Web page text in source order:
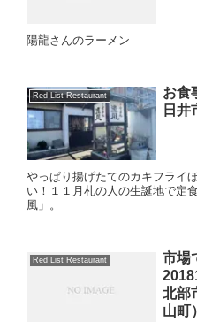
陽龍さんのラーメン
Red List Restaurant
お食
日井
やっぱり揚げたてのカキフライ
い！１１月札の人の生誕地で定
風」。
Red List Restaurant
市場
北部
山町）